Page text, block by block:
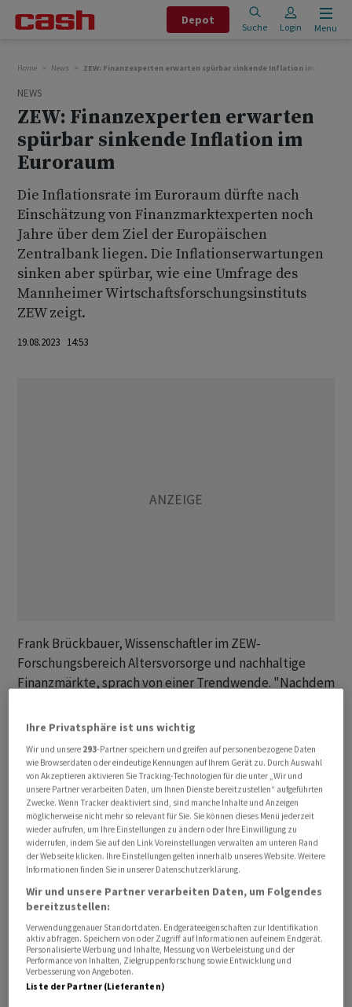
Depot
Suche Login Menu
Home News ZEW: Finanzexperten erwarten spürbar sinkende Inflation im
NEWS
ZEW: Finanzexperten erwarten
spürbar sinkende Inflation im
Euroraum
Die Inflationsrate im Euroraum dürfte nach
Einschätzung von Finanzmarktexperten noch
Jahre über dem Ziel der Europäischen
Zentralbank liegen. Die Inflationserwartungen
sinken aber spürbar, wie eine Umfrage des
Mannheimer Wirtschaftsforschungsinstituts
ZEW zeigt.
19.08.2023 14:53
Frank Brückbauer, Wissenschaftler im ZEW-
Forschungsbereich Altersvorsorge und nachhaltige
Finanzmärkte, sprach von einer Trendwende. "Nachdem
Inflationserwartungen der Finanzmarktexpertinnen
und -Experten verzeichnet wurde, sinken sie nun im
August 2023 das erste Mal merklich." Die
Inflationserwartungen blieben aber auf hohem Niveau,
sagte er. Die Inflationsraten im Euroraum dürften bis
mindestens 2025 weiter deutlich über dem Zwei-
Prozent-Ziel der EZB liegen.
Die Finanzmarktexperten erwarten laut Umfrage
Inflationsraten von im Schnitt 5,5 Prozent, 3,3 Prozent
waren die Experten noch von höheren Raten von 5,8
Prozent und 3,7 Prozent in diesem und im kommenden
Jahr ausgegangen. An der ZEW-Umfrage nahmen 125
Finanzfachleute teil.
Ihre Privatsphäre ist uns wichtig
Wir und unsere 293-Partner speichern und greifen auf personenbezogene Daten
wie Browserdaten oder eindeutige Kennungen auf Ihrem Gerät zu. Durch Auswahl
von Akzeptieren aktivieren Sie Tracking-Technologien für die unter „Wir und
unsere Partner verarbeiten Daten, um Ihnen Dienste bereitzustellen“ aufgeführten
Zwecke. Wenn Tracker deaktiviert sind, sind manche Inhalte und Anzeigen
möglicherweise nicht mehr so relevant für Sie. Sie können dieses Menü jederzeit
wieder aufrufen, um Ihre Einstellungen zu ändern oder Ihre Einwilligung zu
widerrufen, indem Sie auf den Link Voreinstellungen verwalten am unteren Rand
der Webseite klicken. Ihre Einstellungen gelten innerhalb unseres Website. Weitere
Informationen finden Sie in unserer Datenschutzerklärung.
Wir und unsere Partner verarbeiten Daten, um Folgendes
bereitzustellen:
Verwendung genauer Standortdaten. Endgeräteeigenschaften zur Identifikation
aktiv abfragen. Speichern von oder Zugriff auf Informationen auf einem Endgerät.
Personalisierte Werbung und Inhalte, Messung von Werbeleistung und der
Performance von Inhalten, Zielgruppenforschung sowie Entwicklung und
Verbesserung von Angeboten.
Liste der Partner (Lieferanten)